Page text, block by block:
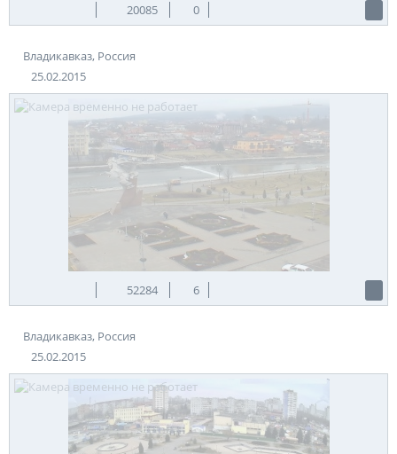
20085 0
Владикавказ, Россия
25.02.2015
52284 6
Владикавказ, Россия
25.02.2015